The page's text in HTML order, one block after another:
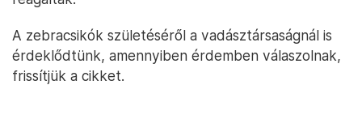
A zebracsikók születéséről a vadásztársaságnál is
érdeklődtünk, amennyiben érdemben válaszolnak,
frissítjük a cikket.